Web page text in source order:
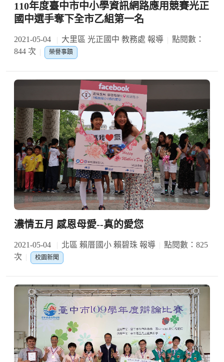
110年度臺中市中小學資訊網路應用競賽光正
國中選手奪下全市乙組第一名
2021-05-04 大里區 光正國中 教務處 報導
點閱數：
844 次
榮譽事蹟
濃情五月 感恩母愛--真的愛您
2021-05-04 北區 賴厝國小 賴碧珠 報導
點閱數：825
次
校園新聞